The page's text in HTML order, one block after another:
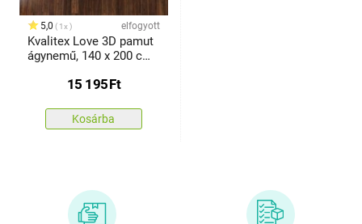
5,0 1x elfogyott
Kvalitex Love 3D pamut
ágynemű, 140 x 200 cm,
15 195Ft
Kosárba